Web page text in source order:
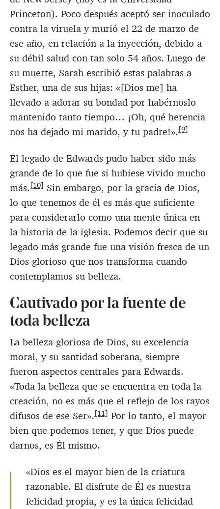
Princeton). Poco después aceptó ser inoculado
contra la viruela y murió el 22 de marzo de
ese año, en relación a la inyección, debido a
su débil salud con tan solo 54 años. Luego de
su muerte, Sarah escribió estas palabras a
Esther, una de sus hijas: «[Dios me] ha
llevado a adorar su bondad por habérnoslo
mantenido tanto tiempo… ¡Oh, qué herencia
nos ha dejado mi marido, y tu padre!». [9]
El legado de Edwards pudo haber sido más
grande de lo que fue si hubiese vivido mucho
más. [10] Sin embargo, por la gracia de Dios,
lo que tenemos de él es más que suficiente
para considerarlo como una mente única en
la historia de la iglesia. Podemos decir que su
legado más grande fue una visión fresca de un
Dios glorioso que nos transforma cuando
contemplamos su belleza.
Cautivado por la fuente de
toda belleza
La belleza gloriosa de Dios, su excelencia
moral, y su santidad soberana, siempre
fueron aspectos centrales para Edwards.
«Toda la belleza que se encuentra en toda la
creación, no es más que el reflejo de los rayos
difusos de ese Ser». [11] Por lo tanto, el mayor
bien que podemos tener, y que Dios puede
darnos, es Él mismo.
«Dios es el mayor bien de la criatura
razonable. El disfrute de Él es nuestra
felicidad propia, y es la única felicidad